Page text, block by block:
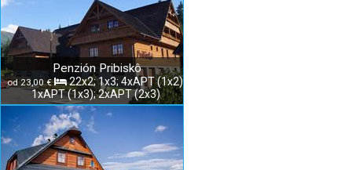
Penzión Pribiskô
od 23,00 €
22x2; 1x3; 4xAPT (1x2);
1xAPT (1x3); 2xAPT (2x3)